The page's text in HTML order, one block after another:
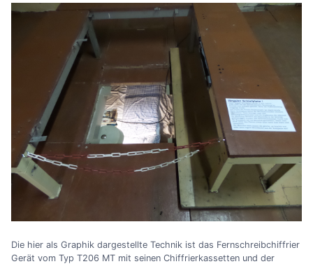
Die hier als Graphik dargestellte Technik ist das Fernschreibchiffrier
Gerät vom Typ T206 MT mit seinen Chiffrierkassetten und der